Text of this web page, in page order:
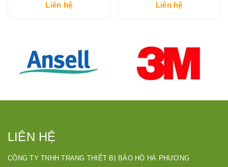
Liên hệ
Liên hệ
LIÊN HỆ
CÔNG TY TNHH TRANG THIẾT BỊ BẢO HỘ HÀ PHƯƠNG